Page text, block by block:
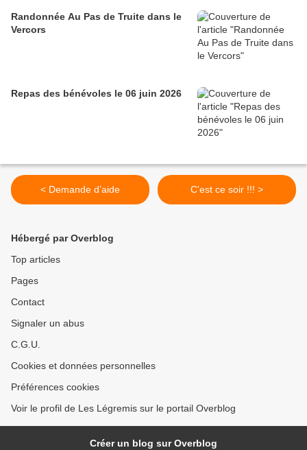
Randonnée Au Pas de Truite dans le
Vercors
Repas des bénévoles le 06 juin 2026
< Demande d’aide C'est ce soir !!! >
Hébergé par Overblog
Top articles
Pages
Contact
Signaler un abus
C.G.U.
Cookies et données personnelles
Préférences cookies
Voir le profil de Les Légremis sur le portail Overblog
Créer un blog sur Overblog